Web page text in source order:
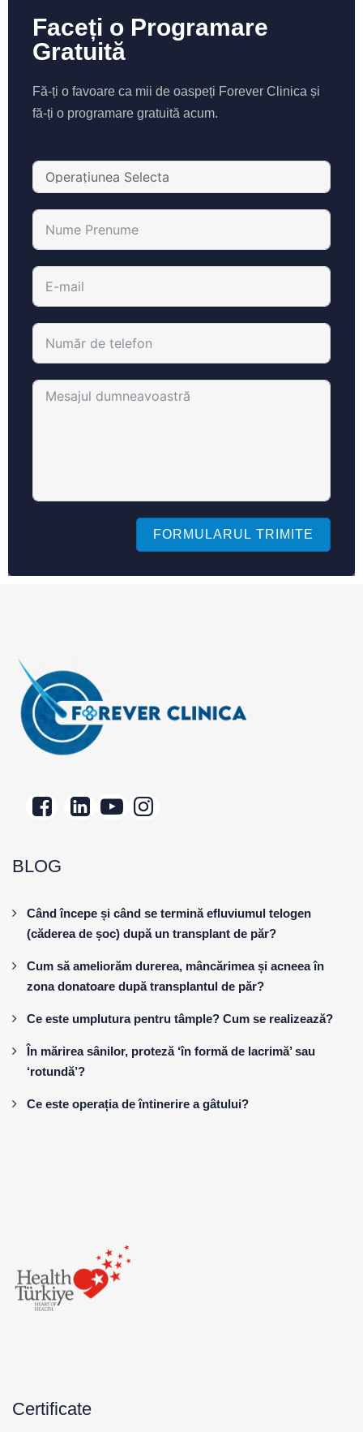
Faceți o Programare
Gratuită
Fă-ți o favoare ca mii de oaspeți Forever Clinica și
fă-ți o programare gratuită acum.
FORMULARUL TRIMITE
BLOG
Când începe și când se termină efluviumul telogen
(căderea de șoc) după un transplant de păr?
Cum să ameliorăm durerea, mâncărimea și acneea în
zona donatoare după transplantul de păr?
Ce este umplutura pentru tâmple? Cum se realizează?
În mărirea sânilor, proteză ‘în formă de lacrimă’ sau
‘rotundă’?
Ce este operația de întinerire a gâtului?
Certificate